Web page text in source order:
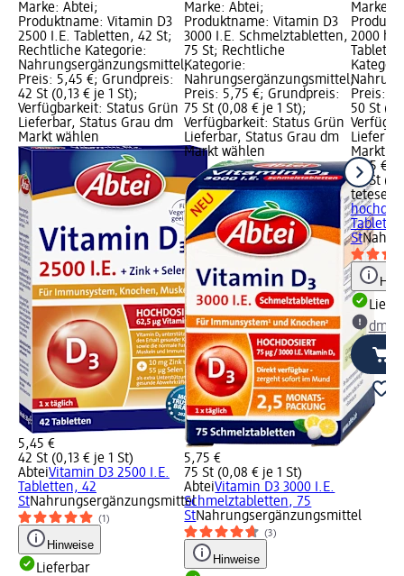
Marke: Abtei;
Produktname: Vitamin D3
2500 I.E. Tabletten, 42 St;
Rechtliche Kategorie:
Nahrungsergänzungsmittel;
Preis: 5,45 €; Grundpreis:
42 St (0,13 € je 1 St);
Verfügbarkeit: Status Grün
Lieferbar, Status Grau dm
Markt wählen
5,45 €
42 St (0,13 € je 1 St)
AbteiVitamin D3 2500 I.E.
Tabletten, 42
StNahrungsergänzungsmittel
(1)
Hinweise
Lieferbar
Marke: Abtei;
Produktname: Vitamin D3
3000 I.E. Schmelztabletten,
75 St; Rechtliche
Kategorie:
Nahrungsergänzungsmittel;
Preis: 5,75 €; Grundpreis:
75 St (0,08 € je 1 St);
Verfügbarkeit: Status Grün
Lieferbar, Status Grau dm
Markt wählen
5,75 €
75 St (0,08 € je 1 St)
AbteiVitamin D3 3000 I.E.
Schmelztabletten, 75
StNahrungsergänzungsmittel
(3)
Hinweise
Marke:
2000
Preis:
50 St
Markt
4,25 €
50 St
tetesept
St
dm